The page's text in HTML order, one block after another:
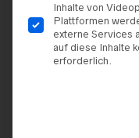
Inhalte von
Plattformen
externe Services
auf diese Inhalte
erforderlich.